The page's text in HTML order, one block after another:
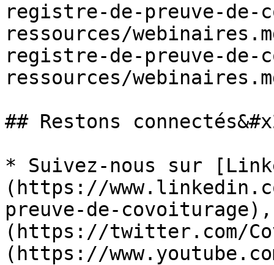
registre-de-preuve-de-
ressources/
registre-de-preuve-de-
ressources/
## Restons
* Suivez-nous sur
(https://
preuve-de-
(https://twitter.com/
(https://